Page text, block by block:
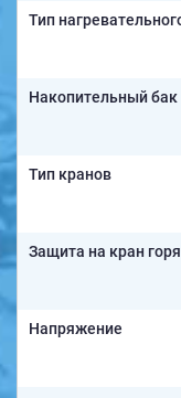
Тип
Накопительный бак
Тип кранов
Защита на кран
Напряжение